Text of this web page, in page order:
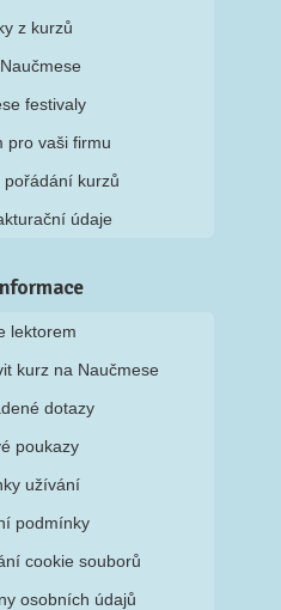
z kurzů
festivaly
pro vaši firmu
pořádání kurzů
údaje
lektorem
kurz na Naučmese
dotazy
poukazy
užívání
podmínky
cookie souborů
osobních údajů